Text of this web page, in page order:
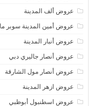
عروض ألف المدينة
عروض أمين المدينة سوبر
عروض أنبار المدينة
عروض أنصار جاليري دبي
عروض أنصار مول الشارقة
عروض ازهر المدينة
عروض اسطنبول أبوظبي